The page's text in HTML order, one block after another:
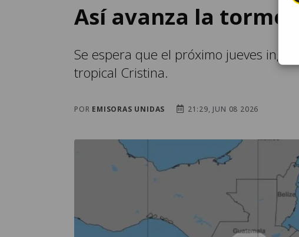
Así avanza la
Se espera que el próximo jueves
tropical Cristina.
POR EMISORAS UNIDAS 21:29, JUN 08 2026